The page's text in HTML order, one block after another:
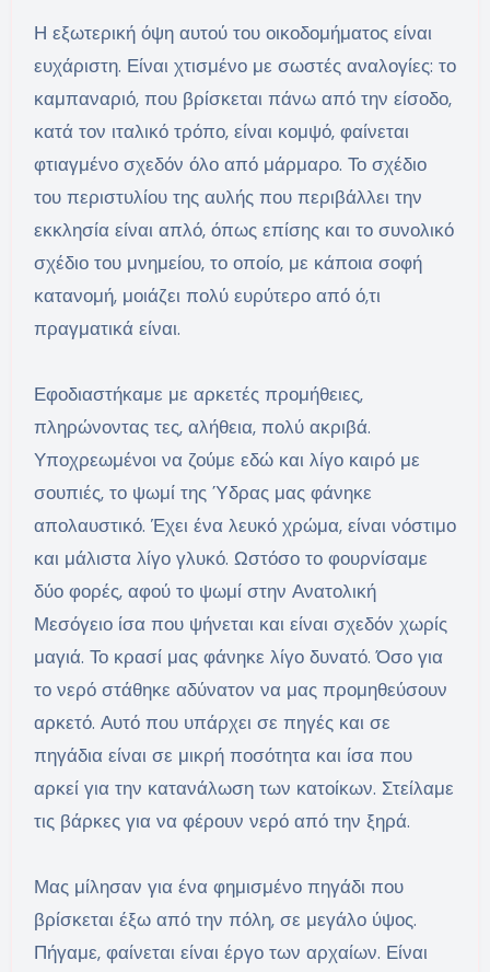
Η εξωτερική όψη αυτού του οικοδομήματος είναι
ευχάριστη. Είναι χτισμένο με σωστές αναλογίες: το
καμπαναριό, που βρίσκεται πάνω από την είσοδο,
κατά τον ιταλικό τρόπο, είναι κομψό, φαίνεται
φτιαγμένο σχεδόν όλο από μάρμαρο. Το σχέδιο
του περιστυλίου της αυλής που περιβάλλει την
εκκλησία είναι απλό, όπως επίσης και το συνολικό
σχέδιο του μνημείου, το οποίο, με κάποια σοφή
κατανομή, μοιάζει πολύ ευρύτερο από ό,τι
πραγματικά είναι.
Εφοδιαστήκαμε με αρκετές προμήθειες,
πληρώνοντας τες, αλήθεια, πολύ ακριβά.
Υποχρεωμένοι να ζούμε εδώ και λίγο καιρό με
σουπιές, το ψωμί της Ύδρας μας φάνηκε
απολαυστικό. Έχει ένα λευκό χρώμα, είναι νόστιμο
και μάλιστα λίγο γλυκό. Ωστόσο το φουρνίσαμε
δύο φορές, αφού το ψωμί στην Ανατολική
Μεσόγειο ίσα που ψήνεται και είναι σχεδόν χωρίς
μαγιά. Το κρασί μας φάνηκε λίγο δυνατό. Όσο για
το νερό στάθηκε αδύνατον να μας προμηθεύσουν
αρκετό. Αυτό που υπάρχει σε πηγές και σε
πηγάδια είναι σε μικρή ποσότητα και ίσα που
αρκεί για την κατανάλωση των κατοίκων. Στείλαμε
τις βάρκες για να φέρουν νερό από την ξηρά.
Μας μίλησαν για ένα φημισμένο πηγάδι που
βρίσκεται έξω από την πόλη, σε μεγάλο ύψος.
Πήγαμε, φαίνεται είναι έργο των αρχαίων. Είναι